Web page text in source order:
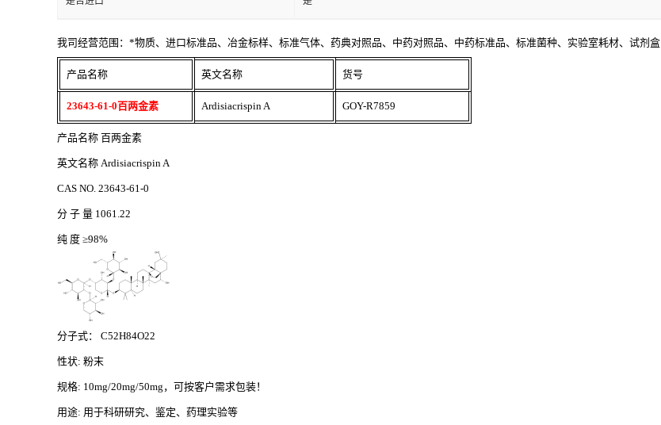
我司经营范围：*物质、进口标准品、冶金标样、标准气体、药典对照品、中药对照品、中药标准品、标准菌种、实验室耗材、试剂盒
产品名称 英文名称 货号
23643-61-0百两金素 Ardisiacrispin A GOY-R7859
产品名称 百两金素
英文名称 Ardisiacrispin A
CAS NO. 23643-61-0
分 子 量 1061.22
纯 度 ≥98%
分子式： C52H84O22
性状: 粉末
规格: 10mg/20mg/50mg，可按客户需求包装！
用途: 用于科研研究、鉴定、药理实验等